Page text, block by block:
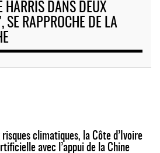
HARRIS DANS DEUX
SE RAPPROCHE DE LA
climatiques, la Côte d’Ivoire
avec l’appui de la Chine